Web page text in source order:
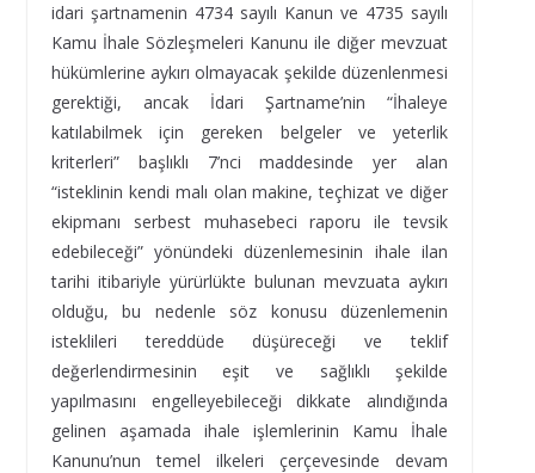
idari şartnamenin 4734 sayılı Kanun ve 4735 sayılı
Kamu İhale Sözleşmeleri Kanunu ile diğer mevzuat
hükümlerine aykırı olmayacak şekilde düzenlenmesi
gerektiği, ancak İdari Şartname’nin “İhaleye
katılabilmek için gereken belgeler ve yeterlik
kriterleri” başlıklı 7’nci maddesinde yer alan
“isteklinin kendi malı olan makine, teçhizat ve diğer
ekipmanı serbest muhasebeci raporu ile tevsik
edebileceği” yönündeki düzenlemesinin ihale ilan
tarihi itibariyle yürürlükte bulunan mevzuata aykırı
olduğu, bu nedenle söz konusu düzenlemenin
isteklileri tereddüde düşüreceği ve teklif
değerlendirmesinin eşit ve sağlıklı şekilde
yapılmasını engelleyebileceği dikkate alındığında
gelinen aşamada ihale işlemlerinin Kamu İhale
Kanunu’nun temel ilkeleri çerçevesinde devam